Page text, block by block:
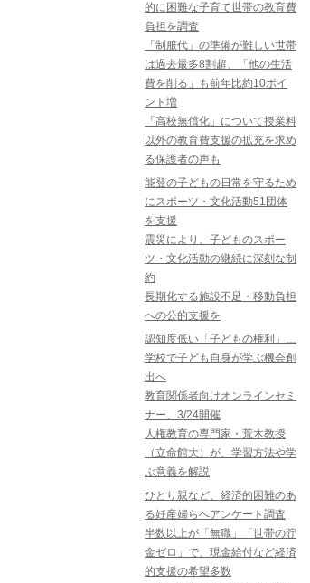
的に困難な子育て世帯の教育費
負担を調査
「制服代」の準備が難しい世帯
は過去最多8割超、「他の生活
費を削る」も前年比約10ポイ
ント増
「高校無償化」について授業料
以外の教育費支援の拡充を求め
る保護者の声も
能登の子どもの日常を守るため
にスポーツ・文化活動51団体
を支援
震災により、子どものスポー
ツ・文化活動の継続に深刻な制
約
長期化する施設不足・移動負担
への公的支援を
認知度低い「子どもの権利」…
学校で子ども自身が学ぶ機会創
出へ
教育関係者向けオンラインセミ
ナー、3/24開催
人権教育の専門家・荒木教授
（立命館大）が、学習方法や学
ぶ意義を解説
ひとり親など、経済的困難のあ
る妊産婦らへアンケート調査
半数以上が「無職」「世帯の貯
金ゼロ」で、現金給付など経済
的支援の希望多数